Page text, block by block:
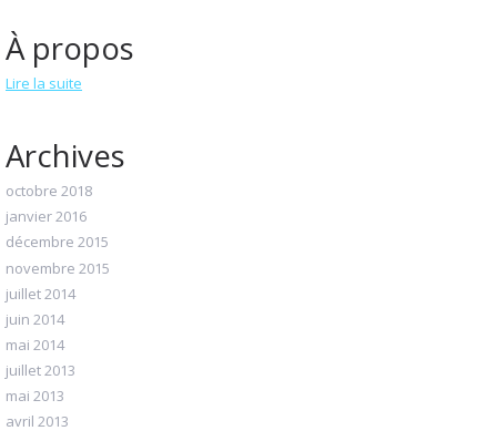
À propos
Lire la suite
Archives
octobre 2018
janvier 2016
décembre 2015
novembre 2015
juillet 2014
juin 2014
mai 2014
juillet 2013
mai 2013
avril 2013